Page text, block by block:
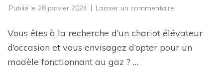
Publié le 28 janvier 2024 Laisser un commentaire
chariot
élévateur
d’occasion
Vous êtes à la recherche d’un chariot élévateur
d’occasion et vous envisagez d’opter pour un
modèle fonctionnant au gaz ? …